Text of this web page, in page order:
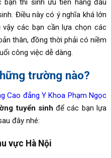
thí sinh ưu tiên hàng đầu
Điều này có ý nghĩa khá lớn
các bạn cần lựa chọn các
thân, đồng thời phải có niềm
công việc dễ dàng.
trường nào?
Cao đẳng Y Khoa Phạm Ngọc
tuyển sinh để các bạn lựa
đây nhé:
vực Hà Nội